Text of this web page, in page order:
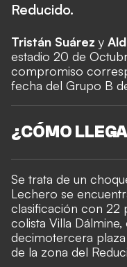
Reducido.
Tristán Suárez y
estadio 20 de
compromiso
fecha del Grupo B
¿CÓMO
Se trata de un
Lechero se
clasificación con 22
colista Villa
decimotercera
de la zona del